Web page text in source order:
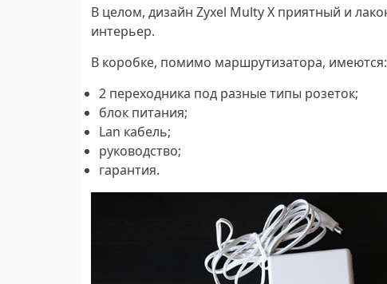
В целом, дизайн Zyxel Multy X приятный и
интерьер.
В коробке, помимо маршрутизатора, имеются:
2 переходника под разные типы розеток;
блок питания;
Lan кабель;
руководство;
гарантия.